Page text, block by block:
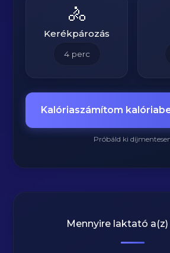
🚴
Kerékpározás
4perc
Kalóriaszámítom
Próbáld ki
Mennyire laktató a(z)